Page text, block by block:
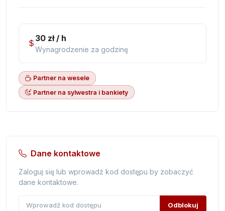
30 zł / h
Wynagrodzenie za godzinę
Partner na wesele
Partner na sylwestra i bankiety
Dane kontaktowe
Zaloguj się lub wprowadź kod dostępu by zobaczyć
dane kontaktowe.
Odblokuj